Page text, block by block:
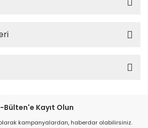
Bülten'e Kayıt Olun
kampanyalardan, haberdar olabilirsiniz.